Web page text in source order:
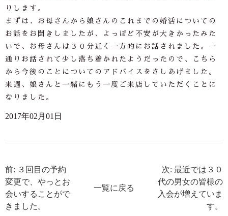
りします。
まずは、お母さんから娘さんのこれまでの婚活についての
お話をお聞きしましたが、よっぽど不安が大きかったみた
いで、お母さんは３０分近く一方的にお話されました。一
通りお話されて少し落ち着かれたようだったので、こちら
から今後のことについてのアドバイスをさしあげました。
来週、娘さんと一緒にもう一度ご来店していただくことに
なりました。
2017年02月01日
前: ３回目の予約
変更で、やっとお
会いすることがで
きました。
一覧に戻る
次: 最近では３０
代の男女の皆様の
入会が増えていま
す。